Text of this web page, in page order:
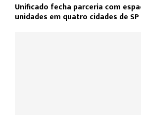
Unificado fecha parceria com
unidades em quatro cidades de SP